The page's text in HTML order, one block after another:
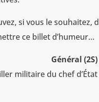
si vous le souhaitez,
ce billet d’humeur…
Général
militaire du chef d’État